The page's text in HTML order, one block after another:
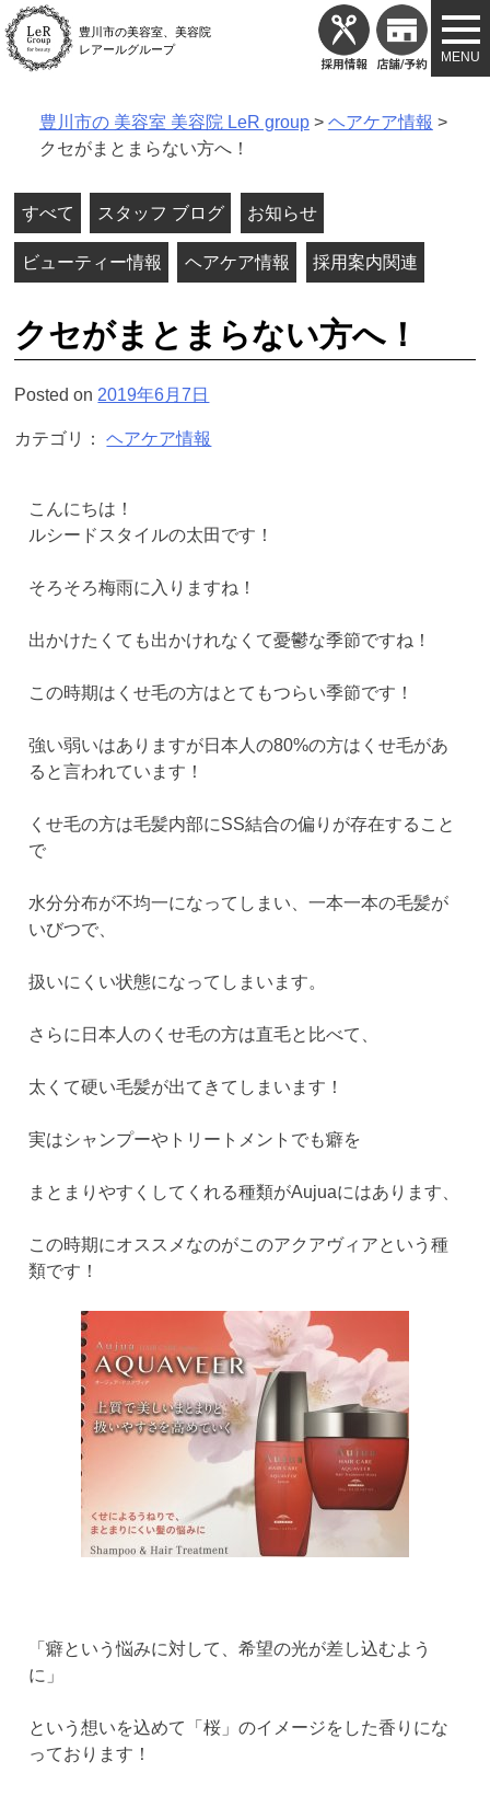
Skip
to
content
豊川市の美容室、美容院
レアールグループ
豊川市の 美容室 美容院 LeR group> ヘアケア情報 >
クセがまとまらない方へ！
すべて スタッフ ブログ お知らせ
ビューティー情報 ヘアケア情報 採用案内関連
クセがまとまらない方へ！
Posted on 2019年6月7日
カテゴリ：ヘアケア情報
こんにちは！
ルシードスタイルの太田です！
そろそろ梅雨に入りますね！
出かけたくても出かけれなくて憂鬱な季節ですね！
この時期はくせ毛の方はとてもつらい季節です！
強い弱いはありますが日本人の80%の方はくせ毛があ
ると言われています！
くせ毛の方は毛髪内部にSS結合の偏りが存在すること
で
水分分布が不均一になってしまい、一本一本の毛髪が
いびつで、
扱いにくい状態になってしまいます。
さらに日本人のくせ毛の方は直毛と比べて、
太くて硬い毛髪が出てきてしまいます！
実はシャンプーやトリートメントでも癖を
まとまりやすくしてくれる種類がAujuaにはあります、
この時期にオススメなのがこのアクアヴィアという種
類です！
「癖という悩みに対して、希望の光が差し込むよう
に」
という想いを込めて「桜」のイメージをした香りにな
っております！